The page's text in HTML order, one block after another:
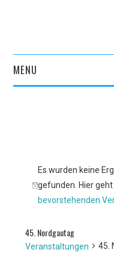
MENU
ÜBER UNS
VORSTAND
Hinweis
Es wurden keine
gefunden. Hier
bevorstehenden
45. Nordgautag
Veranstaltungen 45.